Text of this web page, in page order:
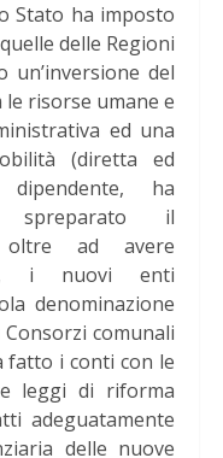
Stato ha imposto
delle Regioni
un’inversione del
risorse umane e
ed una
(diretta ed
ha
spreparato il
oltre ad avere
i nuovi enti
denominazione
comunali
fatto i conti con le
leggi di riforma
adeguatamente
delle nuove